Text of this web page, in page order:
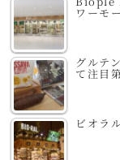
ワーモ
グルテ
て注目
ビオラ